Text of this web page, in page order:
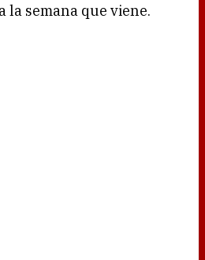
la semana que viene.